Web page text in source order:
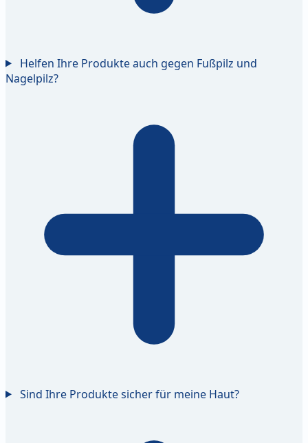
Helfen Ihre Produkte auch gegen Fußpilz und
Nagelpilz?
Sind Ihre Produkte sicher für meine Haut?